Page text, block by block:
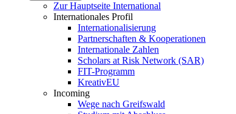
Zur Hauptseite International
Internationales Profil
Internationalisierung
Partnerschaften & Kooperationen
Internationale Zahlen
Scholars at Risk Network (SAR)
FIT-Programm
KreativEU
Incoming
Wege nach Greifswald